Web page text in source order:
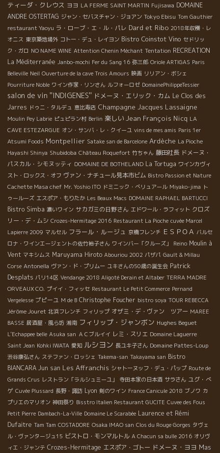
ティーダ・クレウス ヨヨ LA FERME SAINT MARTIN Fujisawa DOMAINE
ANDRE OSTERTAG ジャン・セバスチャン・ジョアン Tokyo Ebisu Tom Gauthier
restaurant Yaoyu ラ・ローブ・エ・ル・パレ Dard et Ribo 2018年収穫・レ
オニス 東京築地場外 コトー・デュ・レイヨン Bistro Coinstot Vino セドリッ
ク・ガロ NO NAME WINE Attention Chenin Méchant Tentation RECREATION
La Méditerranée Janbo-mochi Fer du Sang 16 弥三郎 Oriole ARTIGAS Paris
Belleville Neil Ouverture de la cave Trois Amours 映画 リリアン・ボシェ
Pourriture Noble ワイン作家・リンさん ルフォーロゼ DomainePhilippeTessier
salon de vin ''INDIGENES'' ドメーヌ・エリック・カム Le Clos des
Jarres ドゥニ・タルデュ 恵比寿店 Champagne Jacques Lassaigne
Moulin Pey Labrie ピュピラン村 Berlin 楽しい Jean François Nicq LA
CAVE ESTEZARGUE オン・サンバ・レ・クイーユ vins de mes amis Paris 1er
Atsumi Foods Montpellier Satake san de Barcelone Ardèche La Pioche
Hayashi Shinya Shubidoba Château Roquefort 竹ちゃん 藤田社長 ドメーヌ・
パスカル・シモヌッティ DOMAINE DE BOTHELAND La Tortuga ワインカヴィ
スト・ロックス・オフ ヴァン・ナチュール見本市ビム Bistro Passion et Nature
Cachette Masa chef Mr. Yoshio ITO ドミニック・べリュアール Miyako-jima ト
ゥールーズ エスポア・もりたか Les Beaux Macs DOMAINE RAPHAEL BARTUCCI
Bistro Simba 濃いワイン サカガミの日野さん エドワール・ラフィット クロズ
リー・デ・ムシ Crozes-Hermitage 2016 Restaurant La Pioche cuvée Marcel
Lapierre 2009 マルセル フラール・ルージュ 京橋フレンチ ＥＳＰＯＡ バルセ
ロナ・ワインエージェントの佐竹裕子さん ワインバー「クルーズ」 Reino Moulin à
Vent マキシムス Maruyama Hiroto Abouriou 2002 パザパ Gault & Millau
Corse Antonella ヴァン・ド・プリムー ユキさんの50歳の誕生会 Patrick
Desplats パリ14区 Vendange 2018 Aligoté Derain et Altaber TERRA MADRE
ORVEAUX CO. プイイ・フィッセ Restaurant Le Petit Commerce Pernand
Vergelesse プピーユ M de B Christophe Foucher bistro soya TOUR REBECCA
Jérôme Jouret 北浜フレンチ フィリップ オザミ・デ・ヴァン ツアー MAREE
BASSE 居酒屋・風ら坊 湘南 フィリップ・ジャンボン Hughes Beguet
L'Echappee belle Asuka san ＡＣブルイイ レミ・スリエ Domaine Laguerre
Saint Jean Kohki IWATA 愛知 ルシヨン 長ユキ子さん Domaine Pattes-Loup
渋谷康弘さん ステファン・ロッシェ Takema-san Takayama san Bistro
BIANCARA Jun san Les Affranchis シャトーヌッフ・デュ・パップ Route de
Grands Crus レストラン「ラルシュミーユ」 寺田本家の日本酒 サラさん ユグ・べ
ゲ Cuvée Plussard 長野・諏訪 Lyon 剣のワイン France Canicule 2018 ブノワ カ
プリエのマリオン 神田祭り Bisstro Italien Restaurant GUCITE Cuvee des Fous
Petit Pierre Dambach-La-Ville Domaine Le Scarabée Laurence et Rémi
Dufaitre Tam Tam COSTADORE Osaka IMAO san Clos du Rouge Gorges タヴェ
ル・ヴァンタージュ15 ビストロ・モンマルトル A Chacun sa bulle 2016 オリヴ
ィエ・ジャンテ Crozes-Hermitage エスポア・ゴトー ドメーヌ・ヨヨ Mas